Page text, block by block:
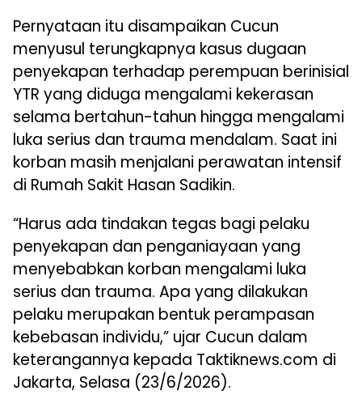
Pernyataan itu disampaikan Cucun
menyusul terungkapnya kasus dugaan
penyekapan terhadap perempuan berinisial
YTR yang diduga mengalami kekerasan
selama bertahun-tahun hingga mengalami
luka serius dan trauma mendalam. Saat ini
korban masih menjalani perawatan intensif
di Rumah Sakit Hasan Sadikin.
“Harus ada tindakan tegas bagi pelaku
penyekapan dan penganiayaan yang
menyebabkan korban mengalami luka
serius dan trauma. Apa yang dilakukan
pelaku merupakan bentuk perampasan
kebebasan individu,” ujar Cucun dalam
keterangannya kepada Taktiknews.com di
Jakarta, Selasa (23/6/2026).